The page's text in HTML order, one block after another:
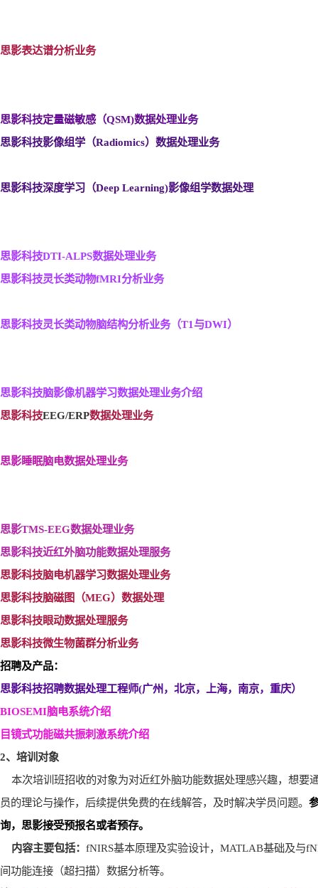
思影表达谱分析业务
思影科技定量磁敏感（QSM)数据处理业务
思影科技影像组学（Radiomics）数据处理业务
思影科技深度学习（Deep Learning)影像组学数据处理
思影科技DTI-ALPS数据处理业务
思影科技灵长类动物fMRI分析业务
思影科技灵长类动物脑结构分析业务（T1与DWI）
思影科技脑影像机器学习数据处理业务介绍
思影科技EEG/ERP数据处理业务
思影睡眠脑电数据处理业务
思影TMS-EEG数据处理业务
思影科技近红外脑功能数据处理服务
思影科技脑电机器学习数据处理业务
思影科技脑磁图（MEG）数据处理
思影科技眼动数据处理服务
思影科技微生物菌群分析业务
招聘及产品：
思影科技招聘数据处理工程师(广州，北京，上海，南京，重庆）
BIOSEMI脑电系统介绍
目镜式功能磁共振刺激系统介绍
2、培训对象
本次培训班招收的对象为对近红外脑功能数据处理感兴趣，想要
员的理论与操作，后续提供免费的在线解答，及时解决学员问题。
询，思影接受预报名或者预存。
内容主要包括： fNIRS基本原理及实验设计， MATLAB基础及与
间功能连接（超扫描）数据分析等。